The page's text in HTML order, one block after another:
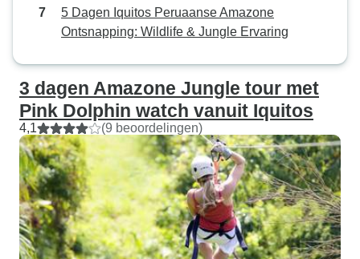
5 Dagen Iquitos Peruaanse Amazone
Ontsnapping: Wildlife & Jungle Ervaring
3 dagen Amazone Jungle tour met
Pink Dolphin watch vanuit Iquitos
4,1 (9 beoordelingen)